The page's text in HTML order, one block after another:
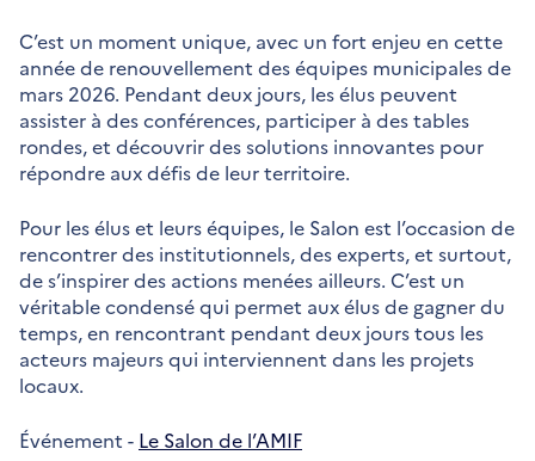
C’est un moment unique, avec un fort enjeu en cette
année de renouvellement des équipes municipales de
mars 2026. Pendant deux jours, les élus peuvent
assister à des conférences, participer à des tables
rondes, et découvrir des solutions innovantes pour
répondre aux défis de leur territoire.
Pour les élus et leurs équipes, le Salon est l’occasion de
rencontrer des institutionnels, des experts, et surtout,
de s’inspirer des actions menées ailleurs. C’est un
véritable condensé qui permet aux élus de gagner du
temps, en rencontrant pendant deux jours tous les
acteurs majeurs qui interviennent dans les projets
locaux.
Événement - Le Salon de l’AMIF